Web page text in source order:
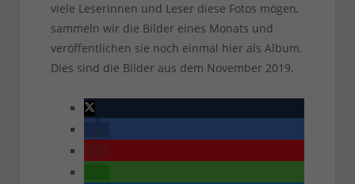
viele Leserinnen und Leser diese Fotos mögen,
sammeln wir die Bilder eines Monats und
veröffentlichen sie noch einmal hier als Album.
Dies sind die Bilder aus dem November 2019.